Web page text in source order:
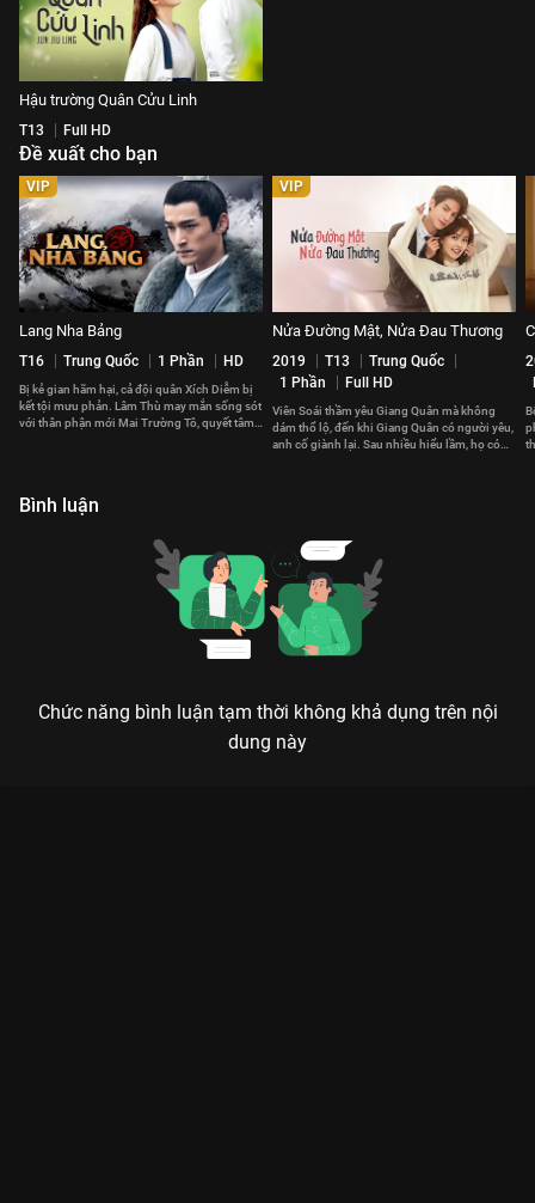
Hậu trường Quân Cửu Linh
T13 Full HD
Đề xuất cho bạn
VIP
Lang Nha Bảng
T16 Trung Quốc 1 Phần HD
Bị kẻ gian hãm hại, cả đội quân Xích Diễm bị
kết tội mưu phản. Lâm Thù may mắn sống sót
với thân phận mới Mai Trường Tô, quyết tâm
VIP
Nửa Đường Mật, Nửa Đau Thương
2019 T13
Trung Quốc
1 Phần
Full HD
Viên Soái thầm yêu Giang Quân mà không
dám thổ lộ, đến khi Giang Quân có người yêu,
anh cố giành lại. Sau nhiều hiểu lầm, họ có
Bình luận
Chức năng bình luận tạm thời không khả dụng trên nội
dung này